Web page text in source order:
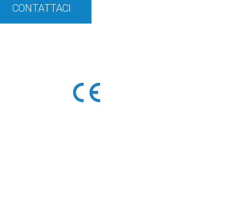
CONTATTACI